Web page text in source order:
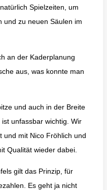
Spielzeiten, um
und zu neuen Säulen im
an der Kaderplanung
aus, was konnte man
und auch in der Breite
unfassbar wichtig. Wir
und mit Nico Fröhlich und
Qualität wieder dabei.
gilt das Prinzip, für
Es geht ja nicht